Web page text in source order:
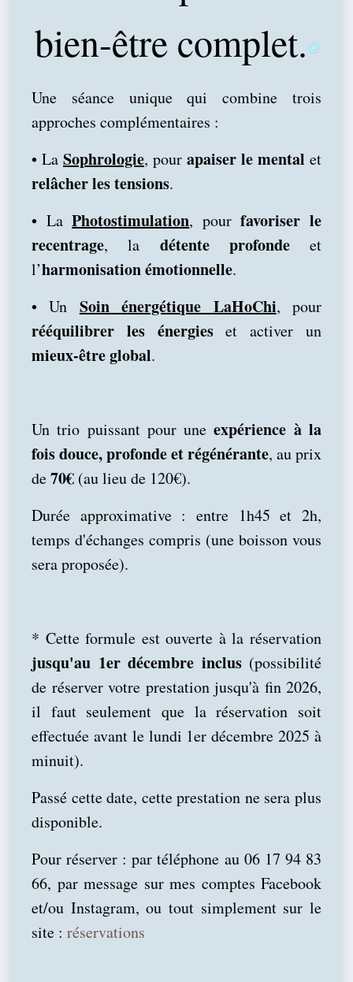
bien-être complet.
Une séance unique qui combine trois
approches complémentaires :
• La Sophrologie, pour apaiser le mental et
relâcher les tensions.
• LaPhotostimulation, pourfavoriser le
recentrage, la détente profondeet
l’harmonisation émotionnelle.
•Un Soin énergétique LaHoChi, pour
rééquilibrer les énergieset activer un
mieux-être global.
Un trio puissant pour uneexpérience à la
fois douce, profonde et régénérante, au prix
de70€ (au lieu de 120€).
Durée approximative : entre 1h45 et 2h,
temps d'échanges compris (une boisson vous
sera proposée).
* Cette formule est ouverte à la réservation
jusqu'au 1er décembre inclus(possibilité
de réserver votre prestation jusqu'à fin 2026,
il faut seulement que la réservation soit
effectuée avant le lundi 1er décembre 2025 à
minuit).
Passé cette date, cette prestation ne sera plus
disponible.
Pour réserver : par téléphone au 06 17 94 83
66, par message sur mes comptes Facebook
et/ou Instagram, ou tout simplement sur le
site : réservations